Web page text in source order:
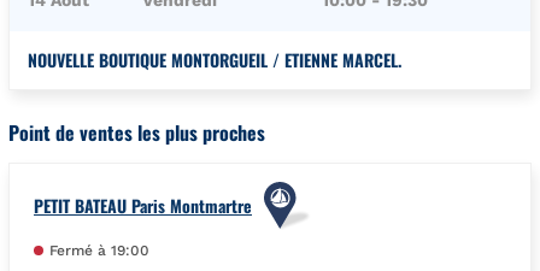
NOUVELLE BOUTIQUE MONTORGUEIL / ETIENNE MARCEL.
Point de ventes les plus proches
PETIT BATEAU Paris Montmartre
Fermé à 19:00